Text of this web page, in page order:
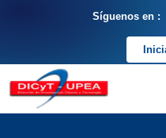
Síguenos en :